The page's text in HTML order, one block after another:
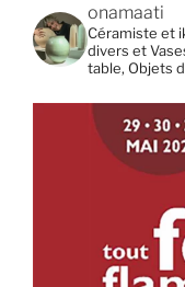
onamaati
Céramiste et
divers et
table, Objets